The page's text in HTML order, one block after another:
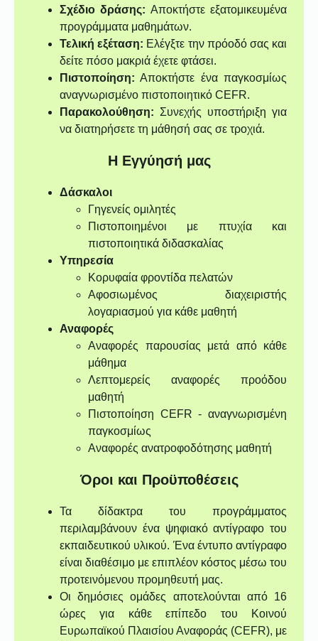
Σχέδιο δράσης: Αποκτήστε εξατομικευμένα
προγράμματα μαθημάτων.
Τελική εξέταση: Ελέγξτε την πρόοδό σας και
δείτε πόσο μακριά έχετε φτάσει.
Πιστοποίηση: Αποκτήστε ένα παγκοσμίως
αναγνωρισμένο πιστοποιητικό CEFR.
Παρακολούθηση: Συνεχής υποστήριξη για
να διατηρήσετε τη μάθησή σας σε τροχιά.
Η Εγγύησή μας
Δάσκαλοι
Γηγενείς ομιλητές
Πιστοποιημένοι με πτυχία και
πιστοποιητικά διδασκαλίας
Υπηρεσία
Κορυφαία φροντίδα πελατών
Αφοσιωμένος διαχειριστής
λογαριασμού για κάθε μαθητή
Αναφορές
Αναφορές παρουσίας μετά από κάθε
μάθημα
Λεπτομερείς αναφορές προόδου
μαθητή
Πιστοποίηση CEFR - αναγνωρισμένη
παγκοσμίως
Αναφορές ανατροφοδότησης μαθητή
Όροι και Προϋποθέσεις
Τα δίδακτρα του προγράμματος
περιλαμβάνουν ένα ψηφιακό αντίγραφο του
εκπαιδευτικού υλικού. Ένα έντυπο αντίγραφο
είναι διαθέσιμο με επιπλέον κόστος μέσω του
προτεινόμενου προμηθευτή μας.
Οι δημόσιες ομάδες αποτελούνται από 16
ώρες για κάθε επίπεδο του Κοινού
Ευρωπαϊκού Πλαισίου Αναφοράς (CEFR), με